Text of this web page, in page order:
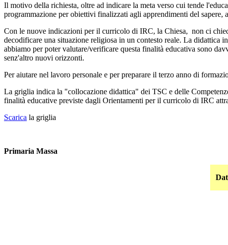
Il motivo della richiesta, oltre ad indicare la meta verso cui tende
programmazione per obiettivi finalizzati agli apprendimenti del
Con le nuove indicazioni per il curricolo di IRC, la Chiesa, non ci
decodificare una situazione religiosa in un contesto reale. La
abbiamo per poter valutare/verificare questa finalità educativa sono
senz'altro nuovi orizzonti.
Per aiutare nel lavoro personale e per preparare il terzo anno di
La griglia indica la "collocazione didattica" dei TSC e delle
finalità educative previste dagli Orientamenti per il curricolo di IRC
Scarica la griglia
Primaria Massa